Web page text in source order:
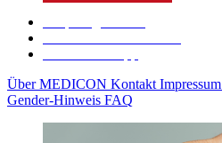
Über MEDICON Kontakt Impressum
Gender-Hinweis FAQ